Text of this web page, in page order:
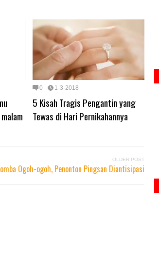
0 1-3-2018
5 Kisah Tragis Pengantin yang
Tewas di Hari Pernikahannya
OLDER POST
Ogoh-ogoh, Penonton Pingsan Diantisipasi